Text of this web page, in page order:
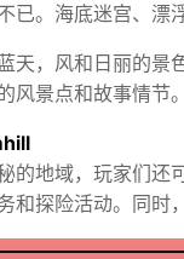
已。海底迷宫、漂
天，风和日丽的景
风景点和故事情节
的地域，玩家们
和探险活动。同时